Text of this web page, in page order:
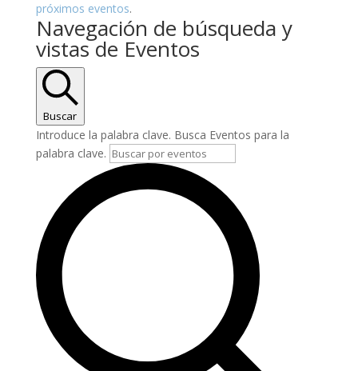
próximos eventos.
Navegación de búsqueda y
vistas de Eventos
Buscar
Introduce la palabra clave. Busca Eventos para la
palabra clave.